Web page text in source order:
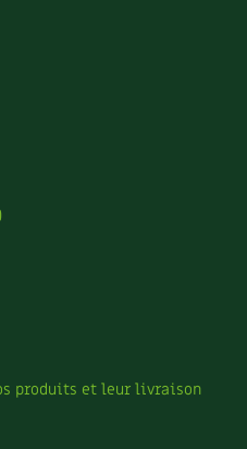
Youtube
produits et leur livraison